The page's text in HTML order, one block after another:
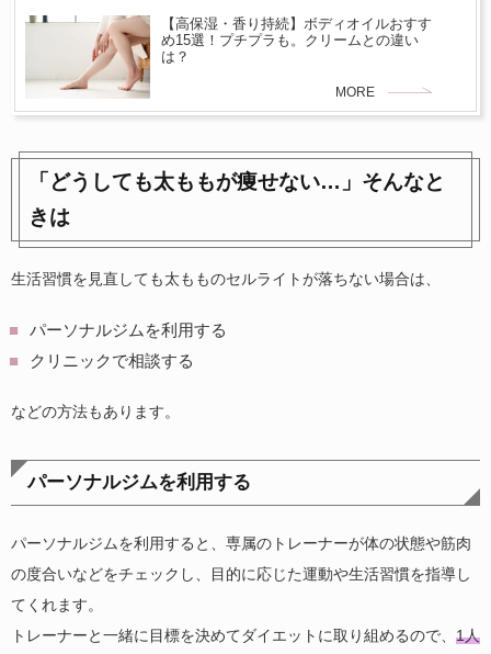
【高保湿・香り持続】ボディオイルおすす
め15選！プチプラも。クリームとの違い
は？
MORE
「どうしても太ももが痩せない…」そんなと
きは
生活習慣を見直しても太もものセルライトが落ちない場合は、
パーソナルジムを利用する
クリニックで相談する
などの方法もあります。
パーソナルジムを利用する
パーソナルジムを利用すると、専属のトレーナーが体の状態や筋肉
の度合いなどをチェックし、目的に応じた運動や生活習慣を指導し
てくれます。
トレーナーと一緒に目標を決めてダイエットに取り組めるので、 1人